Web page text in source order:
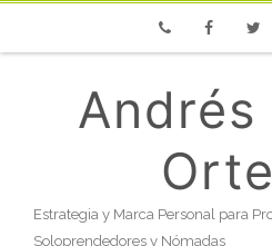
Andrés
Estrategia y Marca Personal para
Soloprendedores y Nómadas